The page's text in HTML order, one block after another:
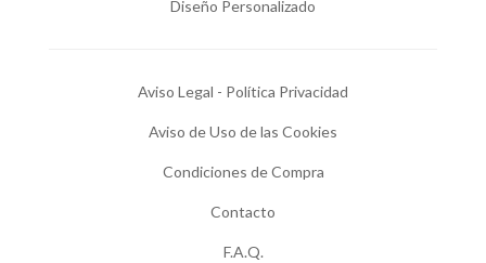
Diseño Personalizado
Aviso Legal - Política Privacidad
Aviso de Uso de las Cookies
Condiciones de Compra
Contacto
F.A.Q.